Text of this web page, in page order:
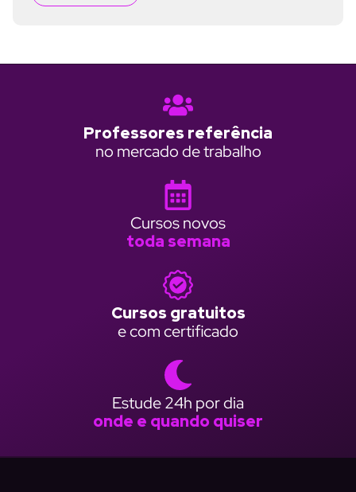
Professores referência
no mercado de trabalho
Cursos novos
toda semana
Cursos gratuitos
e com certificado
Estude 24h por dia
onde e quando quiser